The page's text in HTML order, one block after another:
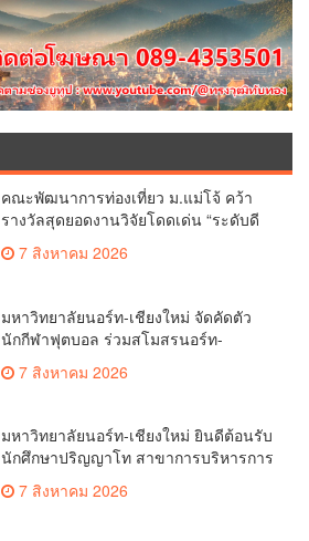
คณะพัฒนาการท่องเที่ยว ม.แม่โจ้ คว้า
รางวัลสุดยอดงานวิจัยโดดเด่น “ระดับดี
มาก”เวที APPTech EXPO 2026
เทคโนโลยีที่เหมาะสมเพื่อการพัฒนา
7 สิงหาคม 2026
มหาวิทยาลัยนอร์ท-เชียงใหม่ จัดคัดตัว
นักกีฬาฟุตบอล ร่วมสโมสรนอร์ท-
ปีการศึกษา 2570
7 สิงหาคม 2026
มหาวิทยาลัยนอร์ท-เชียงใหม่ ยินดีต้อนรับ
นักศึกษาปริญญาโท สาขาการบริหารการ
ศึกษา
7 สิงหาคม 2026